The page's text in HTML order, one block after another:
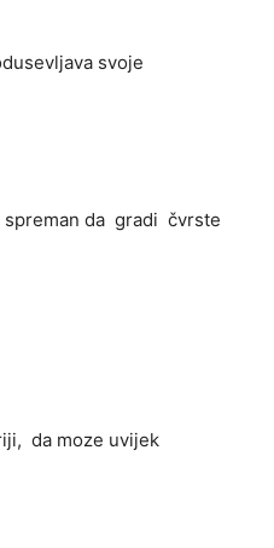
svoje
spreman da gradi čvrste
da moze uvijek